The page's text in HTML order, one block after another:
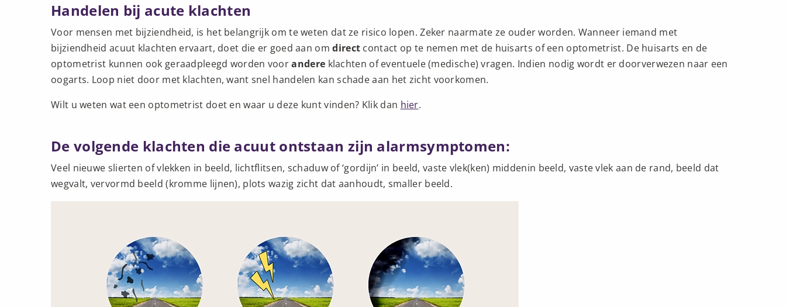
Handelen bij acute klachten
Voor mensen met bijziendheid, is het belangrijk om te weten dat ze risico lopen. Zeker naarmate ze ouder worden. Wanneer iemand met
bijziendheid acuut klachten ervaart, doet die er goed aan omdirect contact op te nemen met de huisarts of een optometrist. De huisarts en de
optometrist kunnen ook geraadpleegd worden voorandere klachten of eventuele (medische) vragen. Indien nodig wordt er doorverwezen naar een
oogarts. Loop niet door met klachten, want snel handelen kan schade aan het zicht voorkomen.
Wilt u weten wat een optometrist doet en waar u deze kunt vinden? Klik dan hier.
De volgende klachten die acuut ontstaan zijn alarmsymptomen:
Veel nieuwe slierten of vlekken in beeld, lichtflitsen, schaduw of ‘gordijn’ in beeld, vaste vlek(ken) middenin beeld, vaste vlek aan de rand, beeld dat
wegvalt, vervormd beeld (kromme lijnen), plots wazig zicht dat aanhoudt, smaller beeld.